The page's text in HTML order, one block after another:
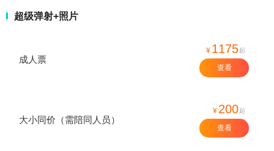
超级弹射+照片
成人票
¥ 1175起
查看
大小同价（需陪同人员）
¥ 200起
查看